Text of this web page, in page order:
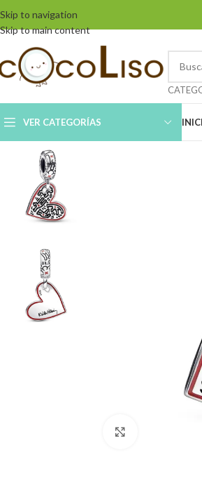
Skip to navigation
Skip to main content
VER CATEGORÍAS